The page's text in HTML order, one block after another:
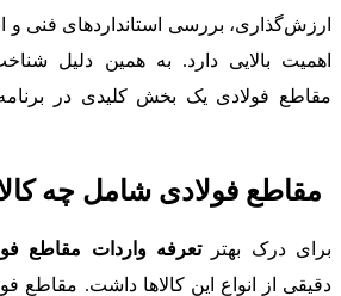
ارزش‌گذاری، بررسی استانداردهای فنی و
اهمیت بالایی دارد. به همین دلیل
مقاطع فولادی یک بخش کلیدی در
مقاطع فولادی شامل چه
برای درک بهترتعرفه واردات مقاطع
دقیقی از انواع این کالاها داشت. مقاطع